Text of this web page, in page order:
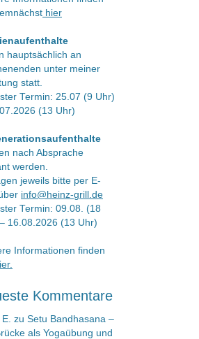
hier
hauptsächlich an
unter meiner
statt.
Termin: 25.07 (9 Uhr)
(13 Uhr)
nach Absprache
werden.
jeweils bitte per E-
info@heinz-grill.de
Termin: 09.08. (18
16.08.2026 (13 Uhr)
Informationen finden
Kommentare
E. zu Setu Bandhasana –
als Yogaübung und